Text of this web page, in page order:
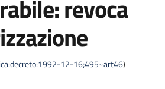
revoca
12-16;495~art46)